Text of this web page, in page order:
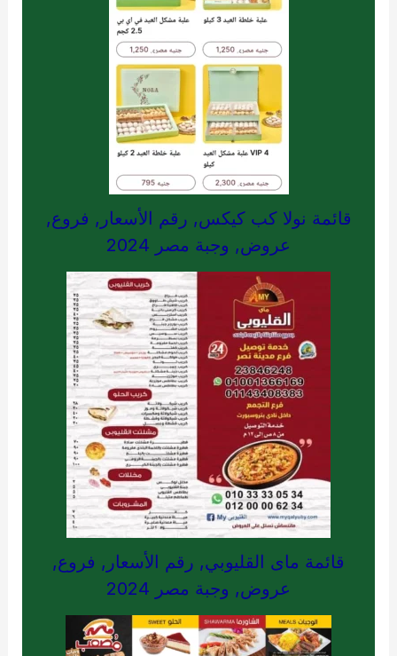
قائمة نولا كب كيكس, رقم الأسعار, فروع,
عروض, وجبة مصر 2024
قائمة ماى القليوبي, رقم الأسعار, فروع,
عروض, وجبة مصر 2024